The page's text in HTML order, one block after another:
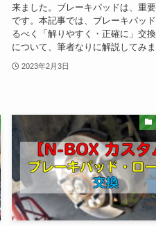
来ました。ブレーキパッドは、重
です。本記事では、ブレーキパッ
るべく「解りやすく・正確に」交
について、筆者なりに解説してみま
2023年2月3日